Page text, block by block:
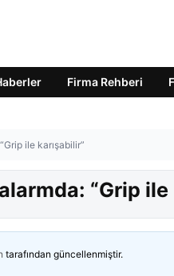
Firma Rehberi
ile karışabilir”
“Grip ile
tarafından güncellenmiştir.